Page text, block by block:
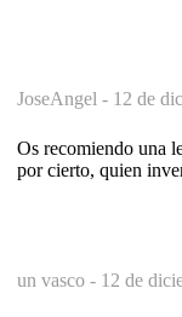
JoseAngel - 12 de
Os recomiendo una
por cierto, quien
un vasco - 12 de